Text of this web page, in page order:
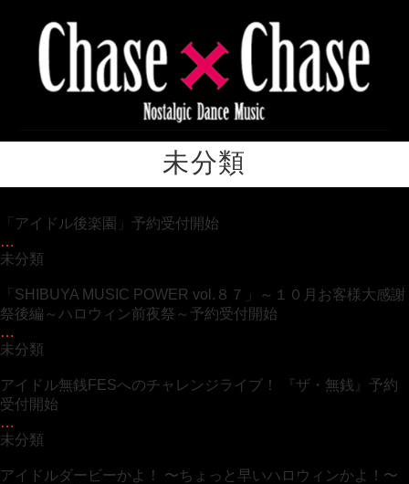
未分類
「アイドル後楽園」予約受付開始
…
未分類
「SHIBUYA MUSIC POWER vol.８７」～１０月お客様大感謝
祭後編～ハロウィン前夜祭～予約受付開始
…
未分類
アイドル無銭FESへのチャレンジライブ！ 『ザ・無銭』予約
受付開始
…
未分類
アイドルダービーかよ！ 〜ちょっと早いハロウィンかよ！〜